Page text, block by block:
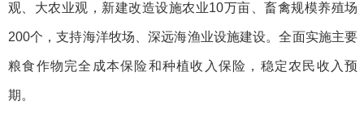
观、大农业观，新建改造设施农业10万亩、畜禽规模养殖场
200个，支持海洋牧场、深远海渔业设施建设。全面实施主要
粮食作物完全成本保险和种植收入保险，稳定农民收入预
期。